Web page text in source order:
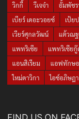
วิกกี้
วีเจจ๋า อั้มพัชร
เบียร์ เดอะวอยซ์
เป้ย
เวียร์ศุกลวัฒน์
แต้วณ
แพทริเซีย
แพทริเซียกู๊
แอนสิเรียม
แอฟทักษ
ใหม่ดาวิกา
ไอซ์อภิษฎา